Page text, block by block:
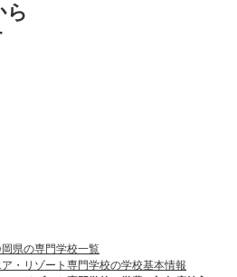
ら
県の専門学校一覧
・リゾート専門学校の学校基本情報